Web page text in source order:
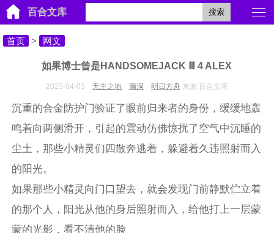
百合文库 搜索
首页 > 网文
如果博士曾是HANDSOMEJACK Ⅲ 4 ALEX
2023-04-03 无主之地 脑洞 明日方舟来源:百合文库
沉重的合金防护门验证了眼前归来者的身份，缓缓地轰
鸣着向两侧滑开，引起的震动仿佛惊扰了空气中沉睡的
尘土，那些小精灵们四散奔逃着，躲避着久违照射而入
的阳光。
如果那些小精灵向门口望去，就会发现门前静默伫立着
的那个人，阳光从他的身后照射而入，给他打上一层蒙
蒙的光影，看不清他的脸